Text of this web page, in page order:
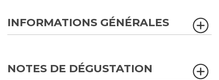
INFORMATIONS GÉNÉRALES
NOTES DE DÉGUSTATION